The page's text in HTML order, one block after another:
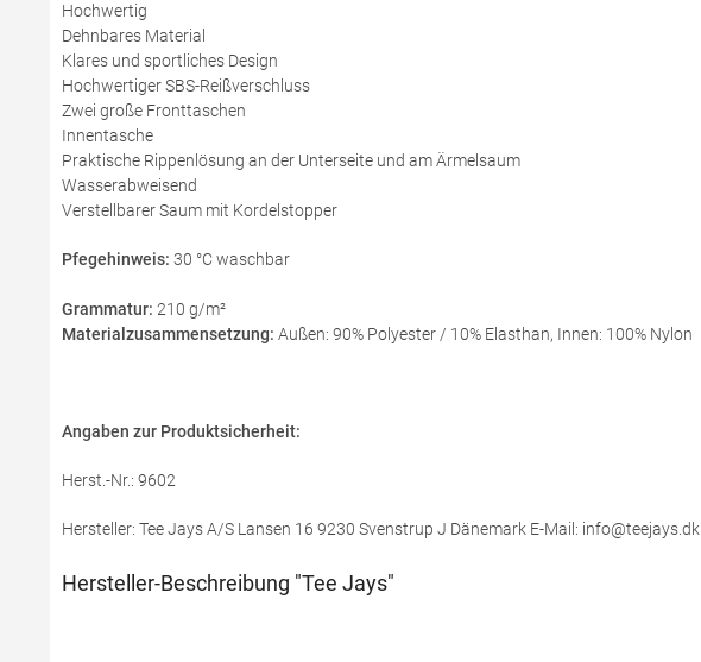
Hochwertig
Dehnbares Material
Klares und sportliches Design
Hochwertiger SBS-Reißverschluss
Zwei große Fronttaschen
Innentasche
Praktische Rippenlösung an der Unterseite und am Ärmelsaum
Wasserabweisend
Verstellbarer Saum mit Kordelstopper
Pfegehinweis: 30 °C waschbar
Grammatur: 210 g/m²
Materialzusammensetzung: Außen: 90% Polyester / 10% Elasthan, Innen: 100% Nylon
Angaben zur Produktsicherheit:
Herst.-Nr.: 9602
Hersteller: Tee Jays A/S Lansen 16 9230 Svenstrup J Dänemark E-Mail: info@teejays.dk
Hersteller-Beschreibung "Tee Jays"